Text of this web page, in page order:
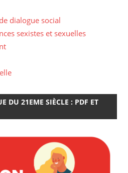
dialogue social
sexistes et sexuelles
DU 21EME SIÈCLE : PDF ET